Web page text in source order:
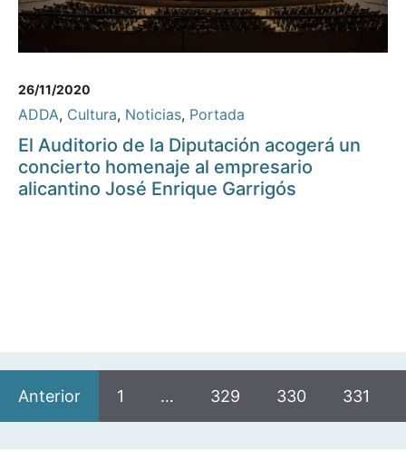
26/11/2020
ADDA, Cultura, Noticias, Portada
El Auditorio de la Diputación acogerá un
concierto homenaje al empresario
alicantino José Enrique Garrigós
Anterior 1 … 329 330 331